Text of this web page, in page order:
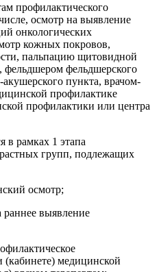
профилактического
осмотр на выявление
онкологических
кожных покровов,
пальпацию щитовидной
фельдшером фельдшерского
пункта, врачом-
профилактике
профилактики или центра
в рамках 1 этапа
групп, подлежащих
осмотр;
выявление
(кабинете) медицинской